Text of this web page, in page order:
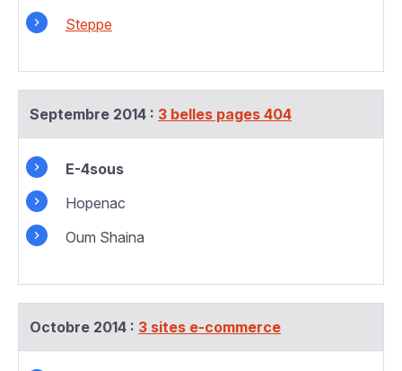
Steppe
Septembre 2014 : 3 belles pages 404
E-4sous
Hopenac
Oum Shaina
Octobre 2014 : 3 sites e-commerce